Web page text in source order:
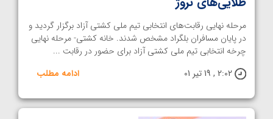
مرحله نهایی رقابت‌های انتخابی تیم ملی کشتی آزاد برگزار گردید و
در پایان مسافران بلگراد مشخص شدند. خانه کشتی- مرحله نهایی
چرخه انتخابی تیم ملی کشتی آزاد برای حضور در رقابت ...
2:02 , 19 تیر 01
ادامه مطلب